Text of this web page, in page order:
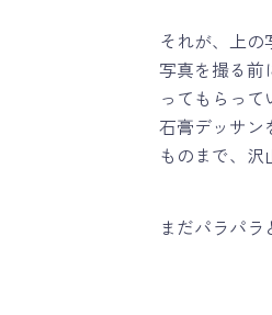
それが、上の
写真を撮る前
ってもらって
石膏デッサン
ものまで、沢
まだパラパラ